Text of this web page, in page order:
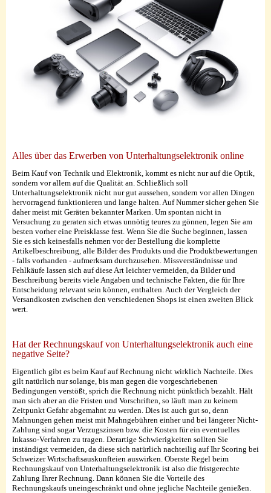
Alles über das Erwerben von Unterhaltungselektronik online
Beim Kauf von Technik und Elektronik, kommt es nicht nur auf die Optik,
sondern vor allem auf die Qualität an. Schließlich soll
Unterhaltungselektronik nicht nur gut aussehen, sondern vor allen Dingen
hervorragend funktionieren und lange halten. Auf Nummer sicher gehen Sie
daher meist mit Geräten bekannter Marken. Um spontan nicht in
Versuchung zu geraten sich etwas unnötig teures zu gönnen, legen Sie am
besten vorher eine Preisklasse fest. Wenn Sie die Suche beginnen, lassen
Sie es sich keinesfalls nehmen vor der Bestellung die komplette
Artikelbeschreibung, alle Bilder des Produkts und die Produktbewertungen
- falls vorhanden - aufmerksam durchzusehen. Missverständnisse und
Fehlkäufe lassen sich auf diese Art leichter vermeiden, da Bilder und
Beschreibung bereits viele Angaben und technische Fakten, die für Ihre
Entscheidung relevant sein können, enthalten. Auch der Vergleich der
Versandkosten zwischen den verschiedenen Shops ist einen zweiten Blick
wert.
Hat der Rechnungskauf von Unterhaltungselektronik auch eine
negative Seite?
Eigentlich gibt es beim Kauf auf Rechnung nicht wirklich Nachteile. Dies
gilt natürlich nur solange, bis man gegen die vorgeschriebenen
Bedingungen verstößt, sprich die Rechnung nicht pünktlich bezahlt. Hält
man sich aber an die Fristen und Vorschriften, so läuft man zu keinem
Zeitpunkt Gefahr abgemahnt zu werden. Dies ist auch gut so, denn
Mahnungen gehen meist mit Mahngebühren einher und bei längerer Nicht-
Zahlung sind sogar Verzugszinsen bzw. die Kosten für ein eventuelles
Inkasso-Verfahren zu tragen. Derartige Schwierigkeiten sollten Sie
inständigst vermeiden, da diese sich natürlich nachteilig auf Ihr Scoring bei
Schweizer Wirtschaftsauskunfteien auswirken. Oberste Regel beim
Rechnungskauf von Unterhaltungselektronik ist also die fristgerechte
Zahlung Ihrer Rechnung. Dann können Sie die Vorteile des
Rechnungskaufs uneingeschränkt und ohne jegliche Nachteile genießen.